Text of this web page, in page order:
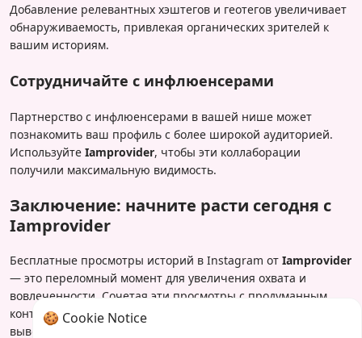
Добавление релевантных хэштегов и геотегов увеличивает
обнаруживаемость, привлекая органических зрителей к
вашим историям.
Сотрудничайте с инфлюенсерами
Партнерство с инфлюенсерами в вашей нише может
познакомить ваш профиль с более широкой аудиторией.
Используйте Iamprovider, чтобы эти коллаборации
получили максимальную видимость.
Заключение: начните расти сегодня с
Iamprovider
Бесплатные просмотры историй в Instagram от Iamprovider
— это переломный момент для увеличения охвата и
вовлеченности. Сочетая эти просмотры с продуманным
контентом, вы можете легко взлететь в Instagram. Готовы
вывести свои истории на новый уровень?
🍪 Cookie Notice